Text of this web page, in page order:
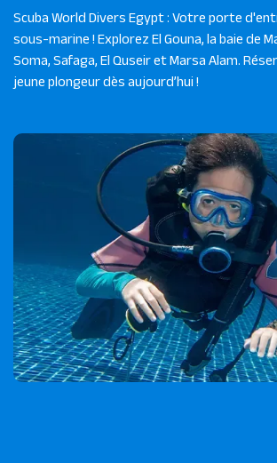
Scuba World Divers Egypt : Votre porte
sous-marine ! Explorez El Gouna, la baie de
Soma, Safaga, El Quseir et Marsa Alam.
jeune plongeur dès aujourd’hui !